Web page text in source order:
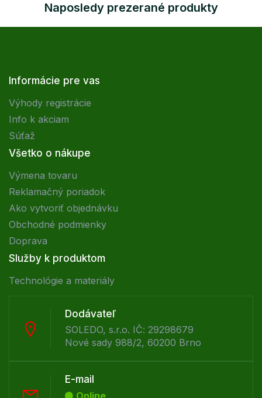
Naposledy prezerané produkty
Informácie pre vas
Výhody registrácie
Info k akciam
Súťaž
Všetko o nákupe
Výmena tovaru
Reklamačný poriadok
Ako vytvoriť objednávku
Obchodné podmienky
Doprava
Služby k produktom
Technológie a materiály
Dodávateľ
SOLEDO, s.r.o. IČ: 29298679
Nové sady 988/2, 60200 Brno
E-mail